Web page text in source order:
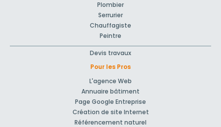
Plombier
Serrurier
Chauffagiste
Peintre
Devis travaux
Pour les Pros
L'agence Web
Annuaire bâtiment
Page Google Entreprise
Création de site Internet
Référencement naturel